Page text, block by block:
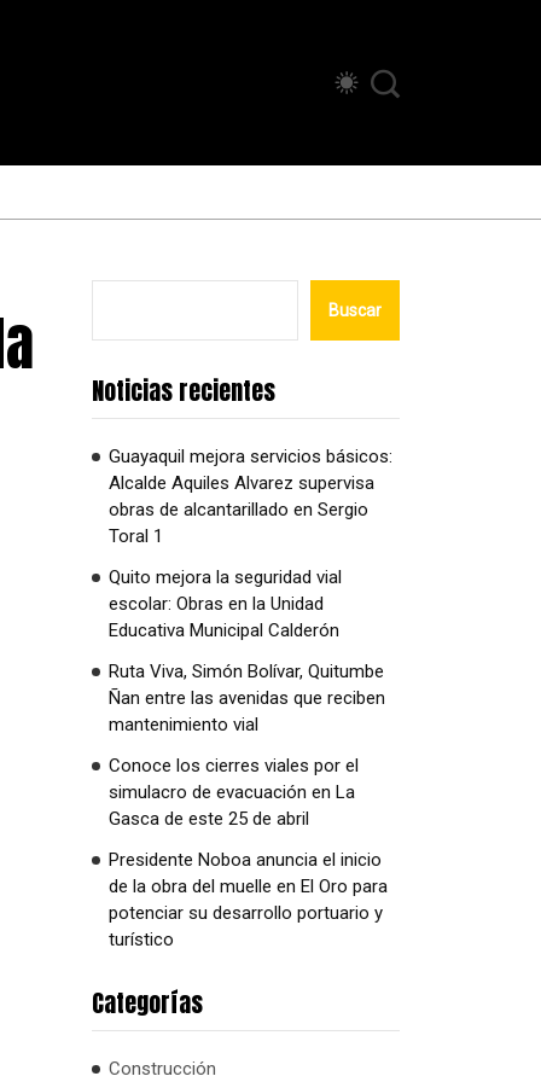
Buscar
Noticias recientes
Guayaquil mejora servicios básicos:
Alcalde Aquiles Alvarez supervisa
obras de alcantarillado en Sergio
Toral 1
Quito mejora la seguridad vial
escolar: Obras en la Unidad
Educativa Municipal Calderón
Ruta Viva, Simón Bolívar, Quitumbe
Ñan entre las avenidas que reciben
mantenimiento vial
Conoce los cierres viales por el
simulacro de evacuación en La
Gasca de este 25 de abril
Presidente Noboa anuncia el inicio
de la obra del muelle en El Oro para
potenciar su desarrollo portuario y
turístico
Categorías
Construcción